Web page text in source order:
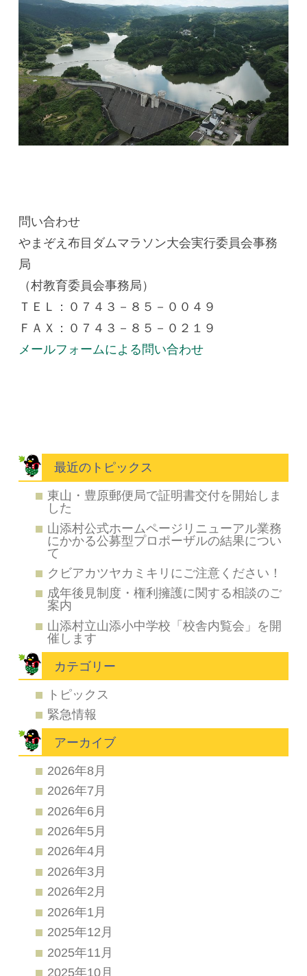
問い合わせ
やまぞえ布目ダムマラソン大会実行委員会事務
局
（村教育委員会事務局）
ＴＥＬ：０７４３－８５－００４９
ＦＡＸ：０７４３－８５－０２１９
メールフォームによる問い合わせ
最近のトピックス
東山・豊原郵便局で証明書交付を開始しま
した
山添村公式ホームページリニューアル業務
にかかる公募型プロポーザルの結果につい
て
クビアカツヤカミキリにご注意ください！
成年後見制度・権利擁護に関する相談のご
案内
山添村立山添小中学校「校舎内覧会」を開
催します
カテゴリー
トピックス
緊急情報
アーカイブ
2026年8月
2026年7月
2026年6月
2026年5月
2026年4月
2026年3月
2026年2月
2026年1月
2025年12月
2025年11月
2025年10月